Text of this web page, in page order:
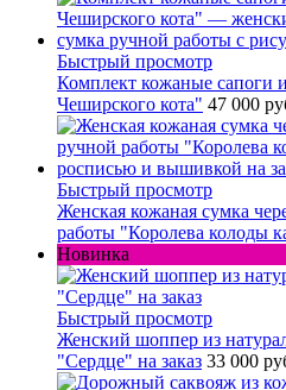
Быстрый просмотр
Комплект кожаные сапоги
Чеширского кота" 47 000
Быстрый просмотр
Женская кожаная сумка
работы "Королева колоды
Новинка
Быстрый просмотр
Женский шоппер из
"Сердце" на заказ 33 000